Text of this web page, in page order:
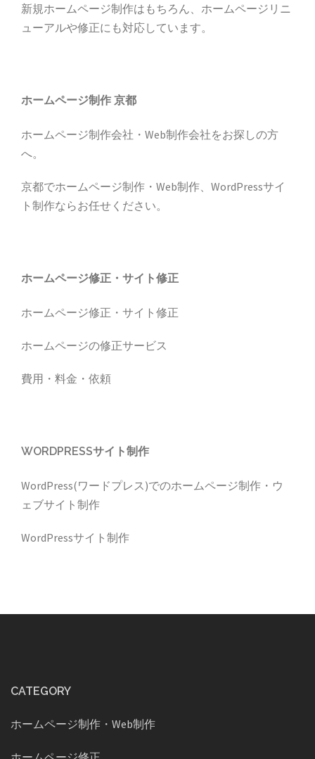
新規ホームページ制作はもちろん、ホームページリニ
ューアルや修正にも対応しています。
ホームページ制作 京都
ホームページ制作会社・Web制作会社をお探しの方
へ。
京都でホームページ制作・Web制作、WordPressサイ
ト制作ならお任せください。
ホームページ修正・サイト修正
ホームページ修正・サイト修正
ホームページの修正サービス
費用・料金・依頼
WORDPRESSサイト制作
WordPress(ワードプレス)でのホームページ制作・ウ
ェブサイト制作
WordPressサイト制作
CATEGORY
ホームページ制作・Web制作